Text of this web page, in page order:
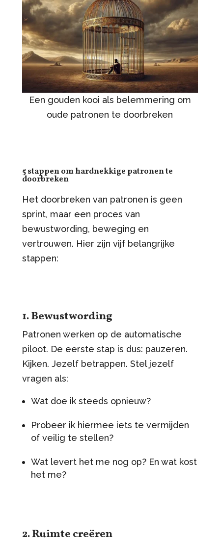
Een gouden kooi als belemmering om
oude patronen te doorbreken
5 stappen om hardnekkige patronen te
doorbreken
Het doorbreken van patronen is geen
sprint, maar een proces van
bewustwording, beweging en
vertrouwen. Hier zijn vijf belangrijke
stappen:
1. Bewustwording
Patronen werken op de automatische
piloot. De eerste stap is dus: pauzeren.
Kijken. Jezelf betrappen. Stel jezelf
vragen als:
Wat doe ik steeds opnieuw?
Probeer ik hiermee iets te vermijden
of veilig te stellen?
Wat levert het me nog op? En wat kost
het me?
2. Ruimte creëren